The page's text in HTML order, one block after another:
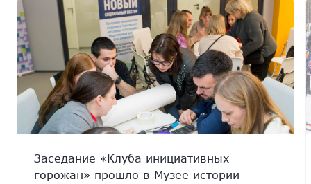
Заседание «Клуба инициативных
горожан» прошло в Музее истории